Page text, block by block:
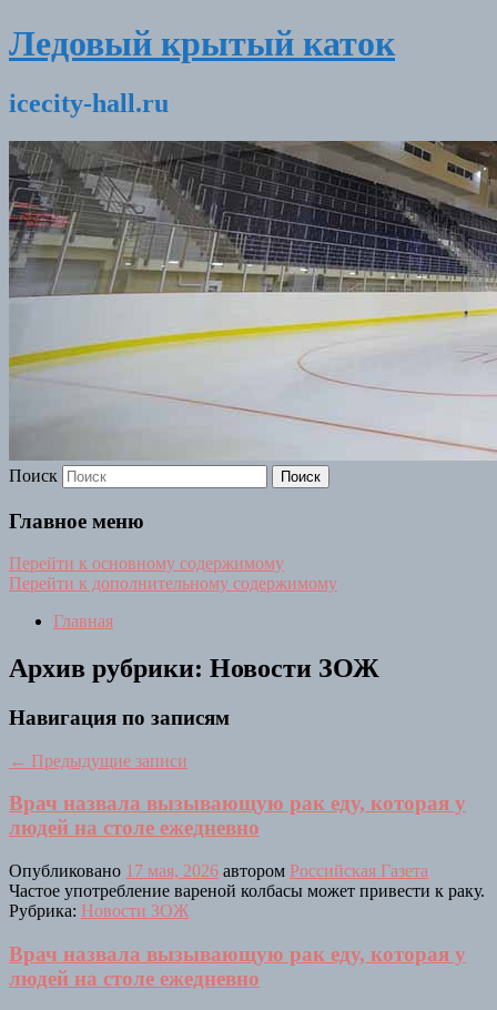
Ледовый крытый каток
icecity-hall.ru
Поиск
Главное меню
Перейти к основному содержимому
Перейти к дополнительному содержимому
Главная
Архив рубрики: Новости ЗОЖ
Навигация по записям
← Предыдущие записи
Врач назвала вызывающую рак еду, которая у
людей на столе ежедневно
Опубликовано 17 мая, 2026 автором Российская Газета
Частое употребление вареной колбасы может привести к раку.
Рубрика: Новости ЗОЖ
Врач назвала вызывающую рак еду, которая у
людей на столе ежедневно